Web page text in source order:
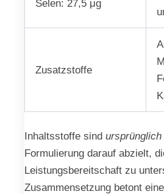
Selen: 27,5 μg
Zusatzstoffe
Inhaltsstoffe sind
Formulierung darauf abzielt,
Leistungsbereitschaft zu
Zusammensetzung betont